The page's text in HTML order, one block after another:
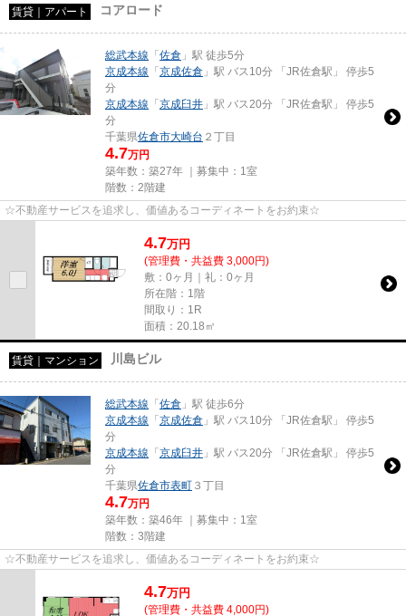
賃貸｜アパート コアロード
総武本線 「 佐倉 」駅 徒歩5分
京成本線 「 京成佐倉 」駅 バス10分 「JR佐倉駅」 停歩5
分
京成本線 「 京成臼井 」駅 バス20分 「JR佐倉駅」 停歩5
分
千葉県佐倉市大崎台 ２丁目
4.7万円
築年数：築27年 ｜募集中： 1室
階数：2階建
☆不動産サービスを追求し、価値あるコーディネートをお約束☆
4.7万円
(管理費・共益費 3,000円)
敷：0ヶ月｜礼：0ヶ月
所在階：1階
間取り：1R
面積：20.18㎡
賃貸｜マンション 川島ビル
総武本線 「 佐倉 」駅 徒歩6分
京成本線 「 京成佐倉 」駅 バス10分 「JR佐倉駅」 停歩5
分
京成本線 「 京成臼井 」駅 バス20分 「JR佐倉駅」 停歩5
分
千葉県佐倉市表町 ３丁目
4.7万円
築年数：築46年 ｜募集中： 1室
階数：3階建
☆不動産サービスを追求し、価値あるコーディネートをお約束☆
4.7万円
(管理費・共益費 4,000円)